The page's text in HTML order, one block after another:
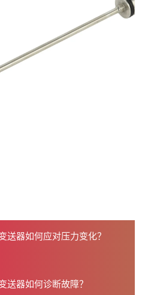
送器如何应对压力变化？
送器如何诊断故障？